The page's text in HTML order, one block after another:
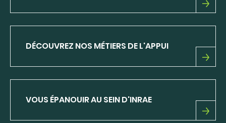
DÉCOUVREZ
DE
LA
DÉCOUVREZ NOS MÉTIERS DE L'APPUI
DÉCOUVREZ
L'APPUI
VOUS ÉPANOUIR AU SEIN D'INRAE